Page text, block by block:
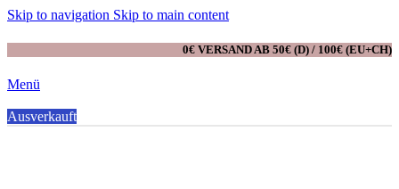
Skip to navigation Skip to main content
0€ VERSAND AB 50€ (D) / 100€ (EU+CH)
Menü
0Artikel
Ausverkauft